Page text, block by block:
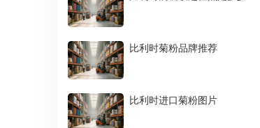
比利时菊粉品牌推荐
比利时进口菊粉图片